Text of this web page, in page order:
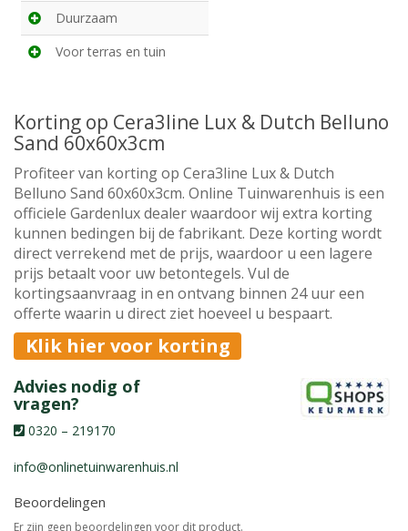
Duurzaam
Voor terras en tuin
Korting op Cera3line Lux & Dutch Belluno
Sand 60x60x3cm
Profiteer van korting op Cera3line Lux & Dutch
Belluno Sand 60x60x3cm. Online Tuinwarenhuis is een
officiele Gardenlux dealer waardoor wij extra korting
kunnen bedingen bij de fabrikant. Deze korting wordt
direct verrekend met de prijs, waardoor u een lagere
prijs betaalt voor uw betontegels. Vul de
kortingsaanvraag in en ontvang binnen 24 uur een
offerte waarin u direct ziet hoeveel u bespaart.
Klik hier voor korting
Advies nodig of
vragen?
0320 – 219170
info@onlinetuinwarenhuis.nl
Beoordelingen
Er zijn geen beoordelingen voor dit product.